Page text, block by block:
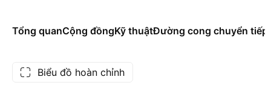
Tổng quanCộng đồngKỹ thuậtĐường cong chuyển tiếp
Biểu đồ hoàn chỉnh